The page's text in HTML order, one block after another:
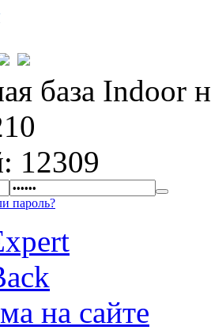
база Indoor
12309
пароль?
на сайте